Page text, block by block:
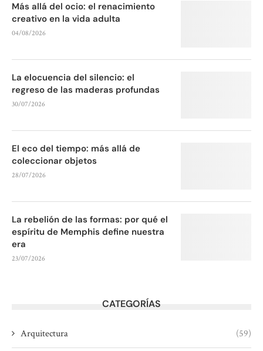
Más allá del ocio: el renacimiento
creativo en la vida adulta
04/08/2026
La elocuencia del silencio: el
regreso de las maderas profundas
30/07/2026
El eco del tiempo: más allá de
coleccionar objetos
28/07/2026
La rebelión de las formas: por qué el
espíritu de Memphis define nuestra
era
23/07/2026
CATEGORÍAS
Arquitectura (59)